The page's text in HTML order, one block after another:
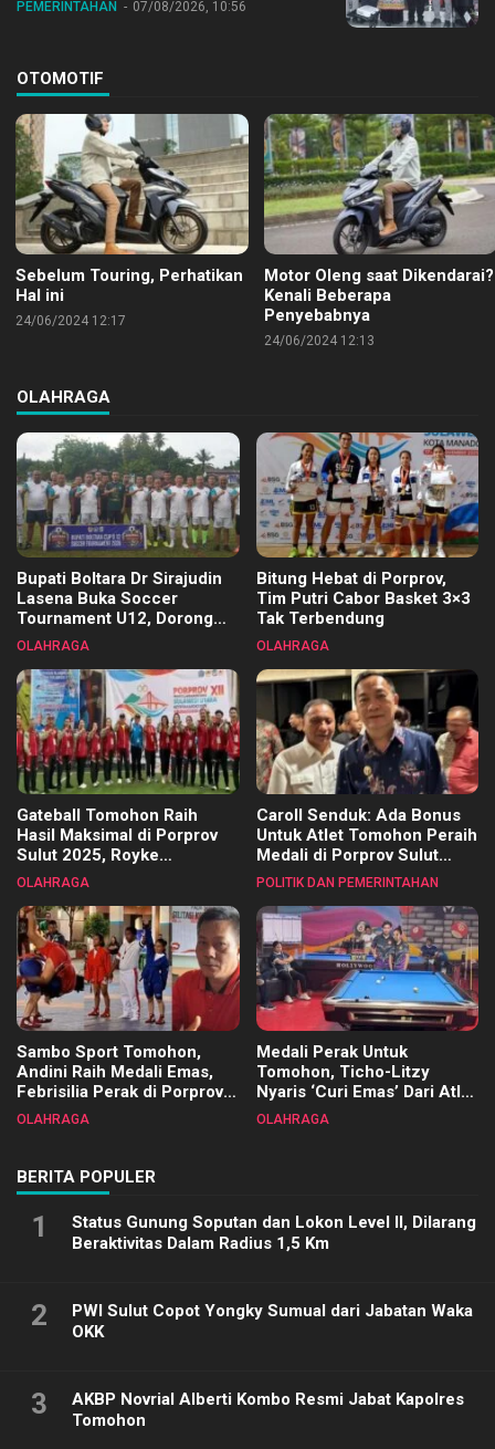
PEMERINTAHAN 07/08/2026, 10:56
OTOMOTIF
Sebelum Touring, Perhatikan
Hal ini
24/06/2024 12:17
Motor Oleng saat Dikendarai?
Kenali Beberapa
Penyebabnya
24/06/2024 12:13
OLAHRAGA
Bupati Boltara Dr Sirajudin
Lasena Buka Soccer
Tournament U12, Dorong
Pembinaan Merata di Setiap
OLAHRAGA
Bitung Hebat di Porprov,
Tim Putri Cabor Basket 3×3
Tak Terbendung
OLAHRAGA
Gateball Tomohon Raih
Hasil Maksimal di Porprov
Sulut 2025, Royke
Tangkawarouw Ucapkan
OLAHRAGA
Caroll Senduk: Ada Bonus
Untuk Atlet Tomohon Peraih
Medali di Porprov Sulut
2025
POLITIK DAN PEMERINTAHAN
Sambo Sport Tomohon,
Andini Raih Medali Emas,
Febrisilia Perak di Porprov
Sulut 2025
OLAHRAGA
Medali Perak Untuk
Tomohon, Ticho-Litzy
Nyaris ‘Curi Emas’ Dari Atlet
Biliar PON di Porprov Sulut
OLAHRAGA
BERITA POPULER
1
Status Gunung Soputan dan Lokon Level II, Dilarang
Beraktivitas Dalam Radius 1,5 Km
2
PWI Sulut Copot Yongky Sumual dari Jabatan Waka
OKK
3
AKBP Novrial Alberti Kombo Resmi Jabat Kapolres
Tomohon